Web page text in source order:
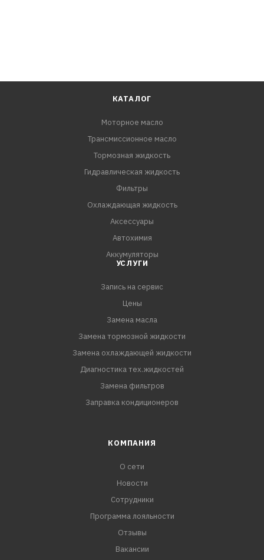
КАТАЛОГ
Моторное масло
Трансмиссионное масло
Тормозная жидкость
Гидравлическая жидкость
Фильтры
Охлаждающая жидкость
Аксессуары
Автохимия
Аккумуляторы
УСЛУГИ
Запись на сервис
Цены
Замена масла
Замена тормозной жидкости
Замена охлаждающей жидкости
Диагностика тех.жидкостей
Замена фильтров
Заправка кондиционеров
КОМПАНИЯ
О сети
Новости
Сотрудники
Программа лояльности
Отзывы
Вакансии